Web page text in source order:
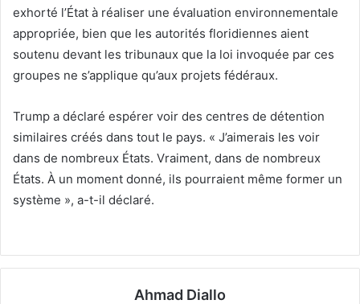
exhorté l’État à réaliser une évaluation environnementale
appropriée, bien que les autorités floridiennes aient
soutenu devant les tribunaux que la loi invoquée par ces
groupes ne s’applique qu’aux projets fédéraux.
Trump a déclaré espérer voir des centres de détention
similaires créés dans tout le pays. « J’aimerais les voir
dans de nombreux États. Vraiment, dans de nombreux
États. À un moment donné, ils pourraient même former un
système », a-t-il déclaré.
Ahmad Diallo